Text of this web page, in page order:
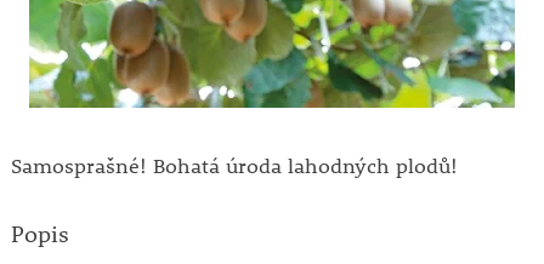
Samosprašné! Bohatá úroda lahodných plodů!
Popis